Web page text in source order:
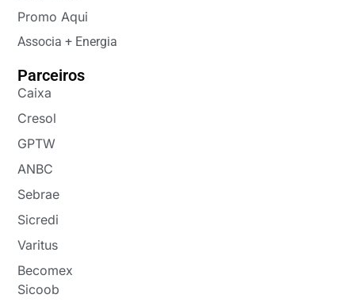
Promo Aqui
Associa + Energia
Parceiros
Caixa
Cresol
GPTW
ANBC
Sebrae
Sicredi
Varitus
Becomex
Sicoob